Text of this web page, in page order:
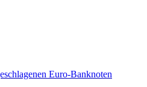
Euro-Banknoten